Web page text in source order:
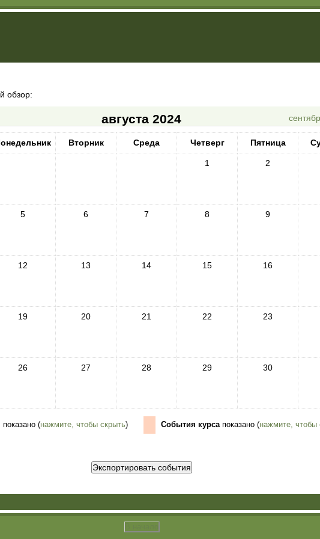
обзор:
августа 2024
Вторник Среда Четверг Пятница
1 2
5 6 7 8 9
12 13 14 15 16
19 20 21 22 23
26 27 28 29 30
показано (нажмите, чтобы скрыть) События курсапоказано (нажмите, чтобы